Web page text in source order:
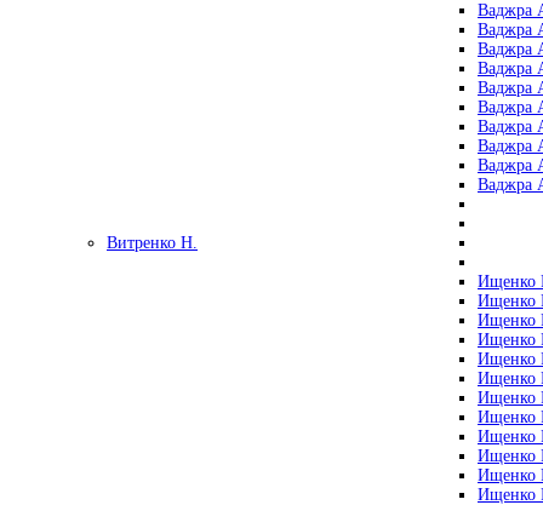
Ваджра
Ваджра
Ваджра
Ваджра
Ваджра
Ваджра
Ваджра
Ваджра
Ваджра
Ваджра
Витренко Н.
Ищенко
Ищенко
Ищенко
Ищенко
Ищенко
Ищенко
Ищенко
Ищенко
Ищенко
Ищенко
Ищенко
Ищенко